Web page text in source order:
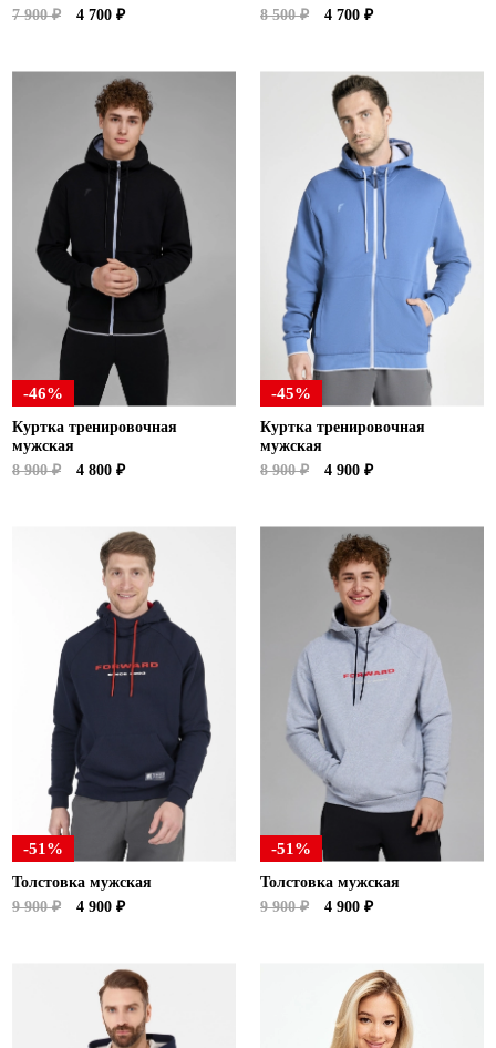
7 900 ₽
4 700 ₽
8 500 ₽
4 700 ₽
-46%
Куртка тренировочная
мужская
8 900 ₽
4 800 ₽
-45%
Куртка тренировочная
мужская
8 900 ₽
4 900 ₽
-51%
Толстовка мужская
9 900 ₽
4 900 ₽
-51%
Толстовка мужская
9 900 ₽
4 900 ₽